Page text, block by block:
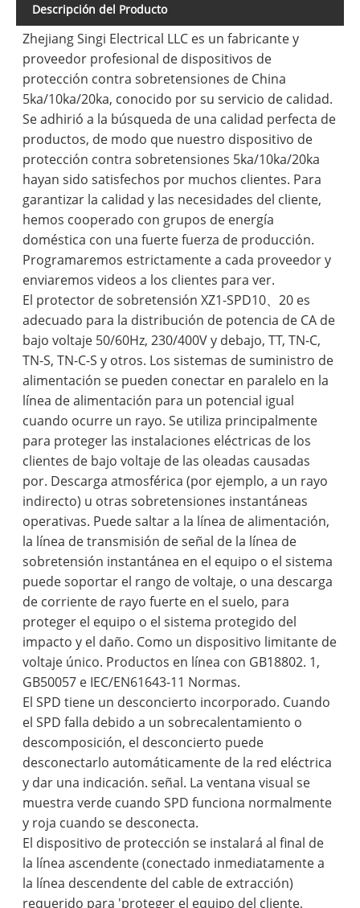
Descripción del Producto
Zhejiang Singi Electrical LLC es un fabricante y
proveedor profesional de dispositivos de
protección contra sobretensiones de China
5ka/10ka/20ka, conocido por su servicio de calidad.
Se adhirió a la búsqueda de una calidad perfecta de
productos, de modo que nuestro dispositivo de
protección contra sobretensiones 5ka/10ka/20ka
hayan sido satisfechos por muchos clientes. Para
garantizar la calidad y las necesidades del cliente,
hemos cooperado con grupos de energía
doméstica con una fuerte fuerza de producción.
Programaremos estrictamente a cada proveedor y
enviaremos videos a los clientes para ver.
El protector de sobretensión XZ1-SPD10、20 es
adecuado para la distribución de potencia de CA de
bajo voltaje 50/60Hz, 230/400V y debajo, TT, TN-C,
TN-S, TN-C-S y otros. Los sistemas de suministro de
alimentación se pueden conectar en paralelo en la
línea de alimentación para un potencial igual
cuando ocurre un rayo. Se utiliza principalmente
para proteger las instalaciones eléctricas de los
clientes de bajo voltaje de las oleadas causadas
por. Descarga atmosférica (por ejemplo, a un rayo
indirecto) u otras sobretensiones instantáneas
operativas. Puede saltar a la línea de alimentación,
la línea de transmisión de señal de la línea de
sobretensión instantánea en el equipo o el sistema
puede soportar el rango de voltaje, o una descarga
de corriente de rayo fuerte en el suelo, para
proteger el equipo o el sistema protegido del
impacto y el daño. Como un dispositivo limitante de
voltaje único. Productos en línea con GB18802. 1,
GB50057 e IEC/EN61643-11 Normas.
El SPD tiene un desconcierto incorporado. Cuando
el SPD falla debido a un sobrecalentamiento o
descomposición, el desconcierto puede
desconectarlo automáticamente de la red eléctrica
y dar una indicación. señal. La ventana visual se
muestra verde cuando SPD funciona normalmente
y roja cuando se desconecta.
El dispositivo de protección se instalará al final de
la línea ascendente (conectado inmediatamente a
la línea descendente del cable de extracción)
requerido para 'proteger el equipo del cliente,